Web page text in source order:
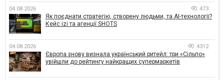
04.08.2026 473
Як поєднати стратегію, створену людьми, та AI-технології?
Кейс izi та агенції SHOTS
04.08.2026 4312
Європа знову визнала український ритейл: три «Сільпо»
увійшли до рейтингу найкращих супермаркетів